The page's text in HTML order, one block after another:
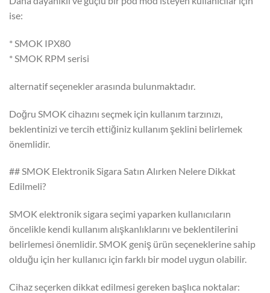
ise:
* SMOK IPX80
* SMOK RPM serisi
alternatif seçenekler arasında bulunmaktadır.
Doğru SMOK cihazını seçmek için kullanım tarzınızı,
beklentinizi ve tercih ettiğiniz kullanım şeklini belirlemek
önemlidir.
## SMOK Elektronik Sigara Satın Alırken Nelere Dikkat
Edilmeli?
SMOK elektronik sigara seçimi yaparken kullanıcıların
öncelikle kendi kullanım alışkanlıklarını ve beklentilerini
belirlemesi önemlidir. SMOK geniş ürün seçeneklerine sahip
olduğu için her kullanıcı için farklı bir model uygun olabilir.
Cihaz seçerken dikkat edilmesi gereken başlıca noktalar: